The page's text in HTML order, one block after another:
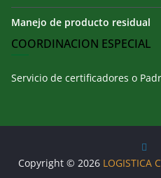
Manejo de producto residual
COORDINACION ESPECIAL
Servicio de certificadores o
Copyright © 2026 LOGISTICA